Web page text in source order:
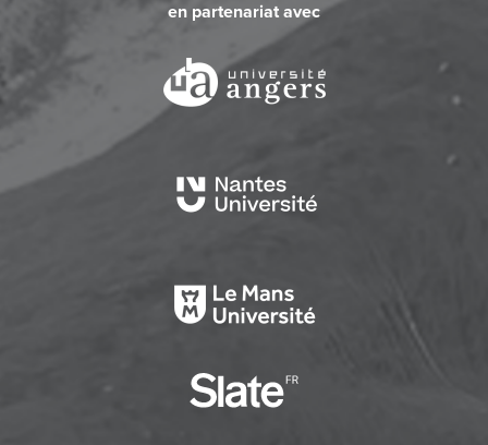
en partenariat avec